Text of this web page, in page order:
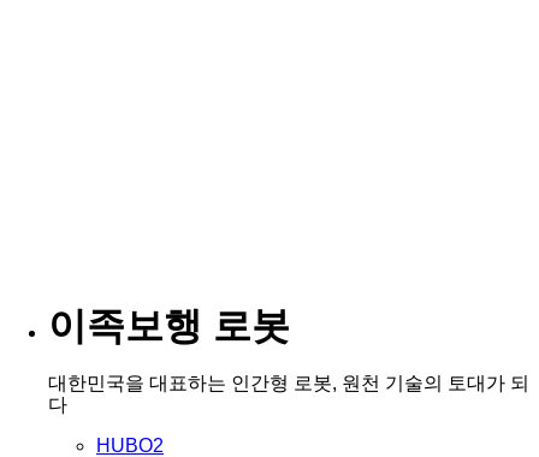
이족보행 로봇
대한민국을 대표하는 인간형 로봇, 원천 기술의 토대가 되
다
HUBO2